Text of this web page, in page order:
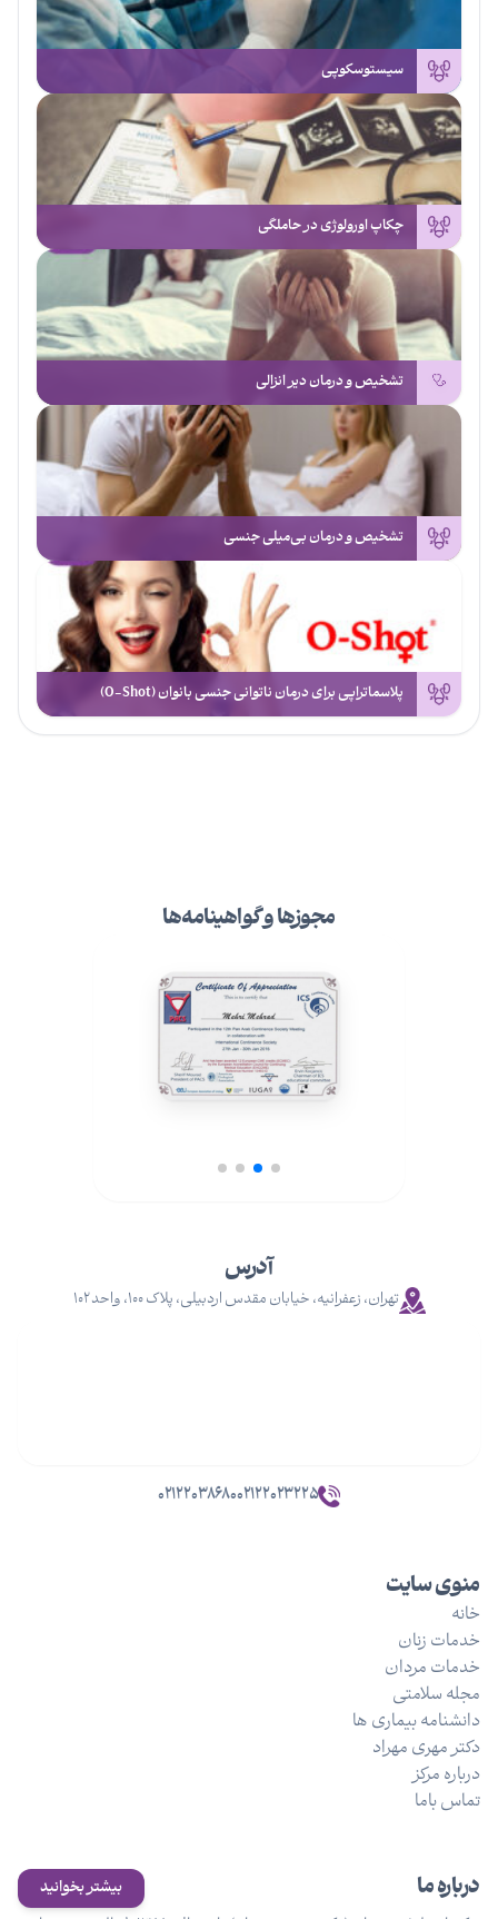
سیستوسکوپی
چکاپ اورولوژی در حاملگی
تشخیص و درمان دیر انزالی
تشخیص و درمان بی‌میلی جنسی
پلاسماتراپی برای درمان ناتوانی جنسی بانوان (O-Shot)
درباره ما بیشتر بخوانید
منوی سایت
خانه
خدمات زنان
خدمات مردان
مجله سلامتی
دانشنامه بیماری ها
دکتر مهری مهراد
درباره مرکز
تماس باما
آدرس
تهران، زعفرانیه، خیابان مقدس اردبیلی، پلاک ۱۰۰، واحد ۱۰۲
۰۲۱۲۲۰۲۳۲۲۵۰۲۱۲۲۰۳۸۶۸۰
مجوزها و گواهینامه‌ها